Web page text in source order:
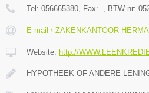
Tel: 056665380 , Fax: - , BTW-nr:
E-mail › ZAKENKANTOOR
Website: http://
HYPOTHEEK OF ANDERE